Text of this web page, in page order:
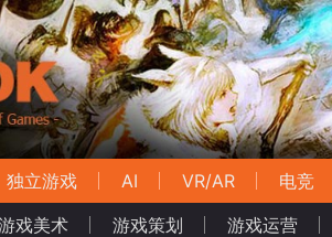
独立游戏 AI VR/AR
电竞
戏美术 游戏策划 游戏运营